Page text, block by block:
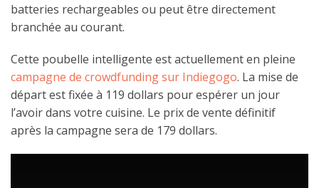
batteries rechargeables ou peut être directement
branchée au courant.
Cette poubelle intelligente est actuellement en pleine
campagne de crowdfunding sur Indiegogo. La mise de
départ est fixée à 119 dollars pour espérer un jour
l’avoir dans votre cuisine. Le prix de vente définitif
après la campagne sera de 179 dollars.